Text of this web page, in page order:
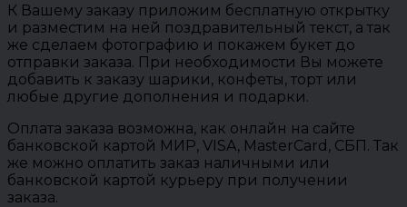
К Вашему заказу приложим бесплатную открытку
и разместим на ней поздравительный текст, а так
же сделаем фотографию и покажем букет до
отправки заказа. При необходимости Вы можете
добавить к заказу шарики, конфеты, торт или
любые другие дополнения и подарки.
Оплата заказа возможна, как онлайн на сайте
банковской картой МИР, VISA, MasterCard, СБП. Так
же можно оплатить заказ наличными или
банковской картой курьеру при получении
заказа.